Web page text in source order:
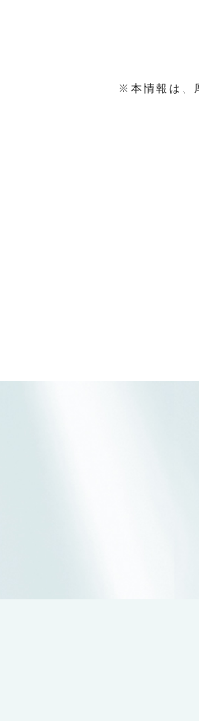
※本情報は、